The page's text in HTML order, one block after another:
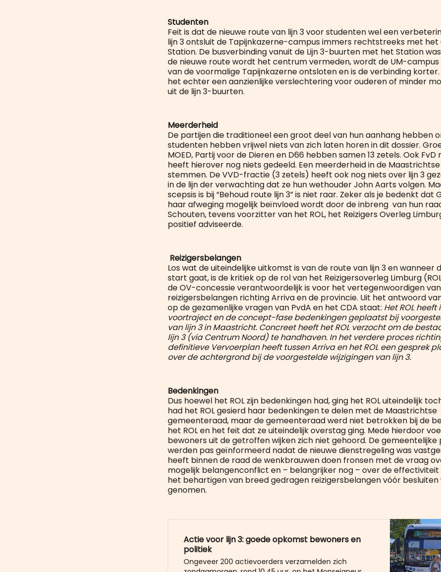
Studenten
Feit is dat de nieuwe route van lijn 3 voor studenten wel een
lijn 3 ontsluit de Tapijnkazerne-campus immers rechtstreeks met
Station. De busverbinding vanuit de Lijn 3-buurten met het Station
de nieuwe route wordt het centrum vermeden, wordt de UM-
van de voormalige Tapijnkazerne ontsloten en is de verbinding
het echter een aanzienlijke verslechtering voor ouderen of minder
uit de lijn 3-buurten.
Meerderheid
De partijen die traditioneel een groot deel van hun aanhang hebben
studenten hebben vrijwel niets van zich laten horen in dit dossier.
MOED, Partij voor de Dieren en D66 hebben samen 13 zetels. Ook
heeft hierover nog niets gedeeld. Een meerderheid in de
stemmen. De VVD-fractie (3 zetels) heeft ook nog niets over lijn 3
in de lijn der verwachting dat ze hun wethouder John Aarts volgen.
scepsis is bij “Behoud route lijn 3” is niet raar. Zeker als je bedenkt dat
haar afweging mogelijk beïnvloed wordt door de inbreng van hun
Schouten, tevens voorzitter van het ROL, het Reizigers Overleg
positief adviseerde.
Reizigersbelangen
Los wat de uiteindelijke uitkomst is van de route van lijn 3 en wanneer
start gaat, is de kritiek op de rol van het Reizigersoverleg Limburg
de OV-concessie verantwoordelijk is voor het vertegenwoordigen van
reizigersbelangen richting Arriva en de provincie. Uit het antwoord
op de gezamenlijke vragen van PvdA en het CDA staat: Het ROL heeft
voortraject en de concept-fase bedenkingen geplaatst bij
van lijn 3 in Maastricht. Concreet heeft het ROL verzocht om de
lijn 3 (via Centrum Noord) te handhaven. In het verdere proces
definitieve Vervoerplan heeft tussen Arriva en het ROL een gesprek
over de achtergrond bij de voorgestelde wijzigingen van lijn 3.
Bedenkingen
Dus hoewel het ROL zijn bedenkingen had, ging het ROL uiteindelijk
had het ROL gesierd haar bedenkingen te delen met de Maastrichtse
gemeenteraad, maar de gemeenteraad werd niet betrokken bij de
het ROL en het feit dat ze uiteindelijk overstag ging. Mede hierdoor
bewoners uit de getroffen wijken zich niet gehoord. De
werden pas geïnformeerd nadat de nieuwe dienstregeling was
heeft binnen de raad de wenkbrauwen doen fronsen met de vraag
mogelijk belangenconflict en – belangrijker nog – over de effectiviteit
het behartigen van breed gedragen reizigersbelangen vóór
genomen.
Actie voor lijn 3: goede opkomst bewoners en
politiek
Ongeveer 200 actievoerders verzamelden zich